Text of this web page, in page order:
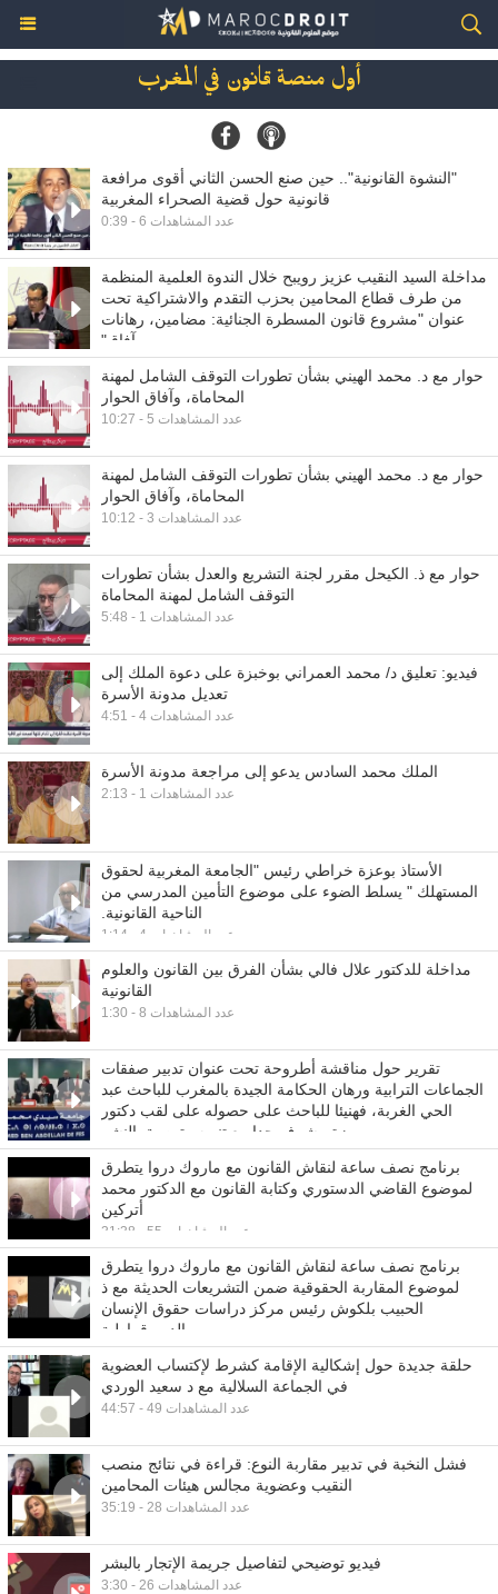
أول منصة قانون في المغرب
"النشوة القانونية".. حين صنع الحسن الثاني أقوى مرافعة
قانونية حول قضية الصحراء المغربية
0:39 - عدد المشاهدات 6
مداخلة السيد النقيب عزيز رويبح خلال الندوة العلمية المنظمة
من طرف قطاع المحامين بحزب التقدم والاشتراكية تحت
عنوان "مشروع قانون المسطرة الجنائية: مضامين، رهانات
وآفاق"
19:05 - عدد المشاهدات 8
حوار مع د. محمد الهيني بشأن تطورات التوقف الشامل لمهنة
المحاماة، وآفاق الحوار
10:27 - عدد المشاهدات 5
حوار مع د. محمد الهيني بشأن تطورات التوقف الشامل لمهنة
المحاماة، وآفاق الحوار
10:12 - عدد المشاهدات 3
حوار مع ذ. الكيحل مقرر لجنة التشريع والعدل بشأن تطورات
التوقف الشامل لمهنة المحاماة
5:48 - عدد المشاهدات 1
فيديو: تعليق د/ محمد العمراني بوخبزة على دعوة الملك إلى
تعديل مدونة الأسرة
4:51 - عدد المشاهدات 4
الملك محمد السادس يدعو إلى مراجعة مدونة الأسرة
2:13 - عدد المشاهدات 1
الأستاذ بوعزة خراطي رئيس "الجامعة المغربية لحقوق
المستهلك " يسلط الضوء على موضوع التأمين المدرسي من
الناحية القانونية.
1:14 - عدد المشاهدات 4
مداخلة للدكتور علال فالي بشأن الفرق بين القانون والعلوم
القانونية
1:30 - عدد المشاهدات 8
تقرير حول مناقشة أطروحة تحت عنوان تدبير صفقات
الجماعات الترابية ورهان الحكامة الجيدة بالمغرب للباحث عبد
الحي الغربة، فهنيئا للباحث على حصوله على لقب دكتور
بميزة مشرف جدا مع تنويه وتوصية بالنشر
0:21 - عدد المشاهدات 26
برنامج نصف ساعة لنقاش القانون مع ماروك دروا يتطرق
لموضوع القاضي الدستوري وكتابة القانون مع الدكتور محمد
أتركين
31:38 - عدد المشاهدات 55
برنامج نصف ساعة لنقاش القانون مع ماروك دروا يتطرق
لموضوع المقاربة الحقوقية ضمن التشريعات الحديثة مع ذ
الحبيب بلكوش رئيس مركز دراسات حقوق الإنسان
والديموقراطية
31:47 - عدد المشاهدات 8
حلقة جديدة حول إشكالية الإقامة كشرط لإكتساب العضوية
في الجماعة السلالية مع د سعيد الوردي
44:57 - عدد المشاهدات 49
فشل النخبة في تدبير مقاربة النوع: قراءة في نتائج منصب
النقيب وعضوية مجالس هيئات المحامين
35:19 - عدد المشاهدات 28
فيديو توضيحي لتفاصيل جريمة الإتجار بالبشر
3:30 - عدد المشاهدات 26